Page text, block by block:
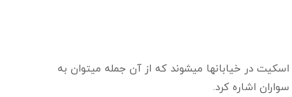
اسکیت در خیابانها میشوند که از آن جمله میتوان به
اشاره کرد.